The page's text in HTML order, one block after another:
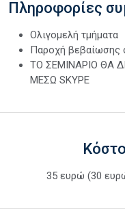
Πληροφορίες
Ολιγομελή τμήματα
Παροχή βεβαίωσης
ΤΟ ΣΕΜΙΝΑΡΙΟ ΘΑ
ΜΕΣΩ SKYPE
35 ευρώ (30